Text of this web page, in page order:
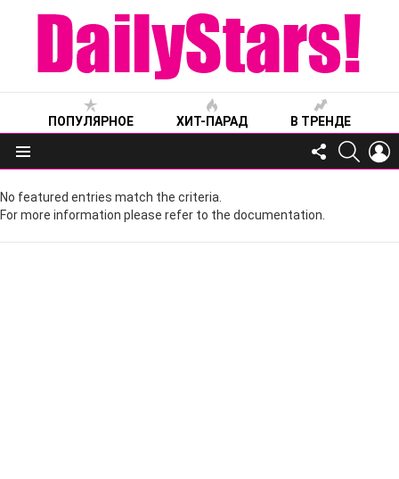
ПОПУЛЯРНОЕ ХИТ-ПАРАД В ТРЕНДЕ
Меню
FOLLOW
US
No featured entries match the criteria.
For more information please refer to the documentation.